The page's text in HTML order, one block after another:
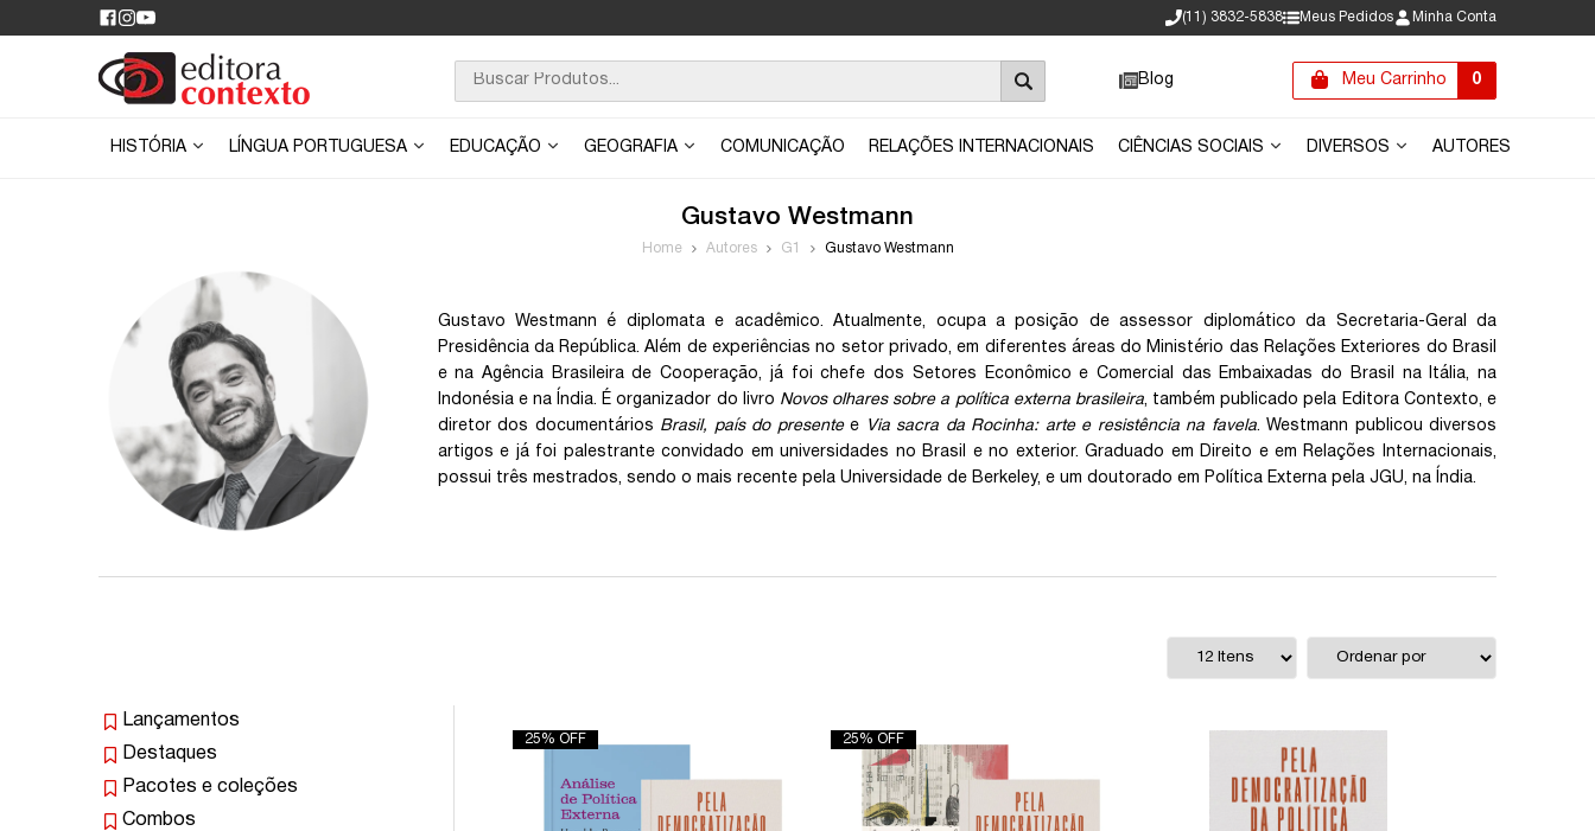
(11) 3832-5838 Meus Pedidos Minha Conta
Blog Meu Carrinho 0
HISTÓRIA LÍNGUA PORTUGUESA EDUCAÇÃO GEOGRAFIA COMUNICAÇÃO RELAÇÕES INTERNACIONAIS CIÊNCIAS SOCIAIS DIVERSOS AUTORES
Gustavo Westmann
Home Autores G1 Gustavo Westmann
Gustavo Westmann é diplomata e acadêmico. Atualmente, ocupa a posição de assessor diplomático da Secretaria-Geral da
Presidência da República. Além de experiências no setor privado, em diferentes áreas do Ministério das Relações Exteriores do Brasil
e na Agência Brasileira de Cooperação, já foi chefe dos Setores Econômico e Comercial das Embaixadas do Brasil na Itália, na
Indonésia e na Índia. É organizador do livro Novos olhares sobre a política externa brasileira, também publicado pela Editora Contexto, e
diretor dos documentários Brasil, país do presentee Via sacra da Rocinha: arte e resistência na favela. Westmann publicou diversos
artigos e já foi palestrante convidado em universidades no Brasil e no exterior. Graduado em Direito e em Relações Internacionais,
possui três mestrados, sendo o mais recente pela Universidade de Berkeley, e um doutorado em Política Externa pela JGU, na Índia.
Lançamentos
Destaques
Pacotes e coleções
Combos
25% OFF 25% OFF